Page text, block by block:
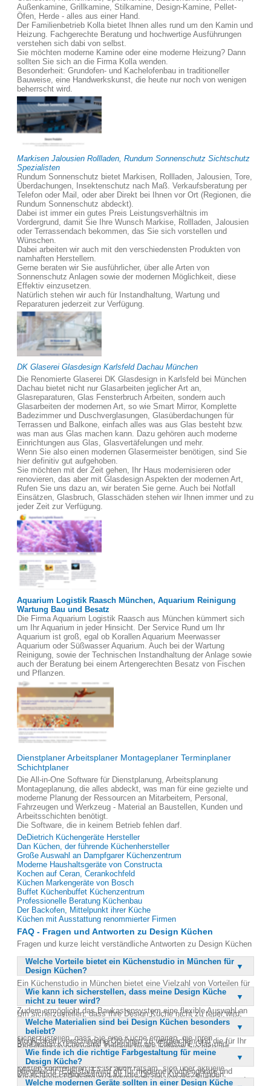
Außenkamine, Grillkamine, Stilkamine, Design-Kamine, Pellet-
Öfen, Herde - alles aus einer Hand.
Der Familienbetrieb Kolla bietet Ihnen alles rund um den Kamin und
Heizung. Fachgerechte Beratung und hochwertige Ausführungen
verstehen sich dabi von selbst.
Sie möchten moderne Kamine oder eine moderne Heizung? Dann
sollten Sie sich an die Firma Kolla wenden.
Besonderheit: Grundofen- und Kachelofenbau in traditioneller
Bauweise, eine Handwerkskunst, die heute nur noch von wenigen
beherrscht wird.
Markisen Jalousien Rollladen, Rundum Sonnenschutz Sichtschutz
Spezialisten
Rundum Sonnenschutz bietet Markisen, Rollladen, Jalousien, Tore,
Überdachungen, Insektenschutz nach Maß. Verkaufsberatung per
Telefon oder Mail, oder aber Direkt bei Ihnen vor Ort (Regionen, die
Rundum Sonnenschutz abdeckt).
Dabei ist immer ein gutes Preis Leistungsverhältnis im
Vordergrund, damit Sie Ihre Wunsch Markise, Rollladen, Jalousien
oder Terrassendach bekommen, das Sie sich vorstellen und
Wünschen.
Dabei arbeiten wir auch mit den verschiedensten Produkten von
namhaften Herstellern.
Gerne beraten wir Sie ausführlicher, über alle Arten von
Sonnenschutz Anlagen sowie der modernen Möglichkeit, diese
Effektiv einzusetzen.
Natürlich stehen wir auch für Instandhaltung, Wartung und
Reparaturen jederzeit zur Verfügung.
DK Glaserei Glasdesign Karlsfeld Dachau München
Die Renomierte Glaserei DK Glasdesign in Karlsfeld bei München
Dachau bietet nicht nur Glasarbeiten jeglicher Art an,
Glasreparaturen, Glas Fensterbruch Arbeiten, sondern auch
Glasarbeiten der modernen Art, so wie Smart Mirror, Komplette
Badezimmer und Duschverglasungen, Glasüberdachungen für
Terrassen und Balkone, einfach alles was aus Glas besteht bzw.
was man aus Glas machen kann. Dazu gehören auch moderne
Einrichtungen aus Glas, Glasvertäfelungen und mehr.
Wenn Sie also einen modernen Glasermeister benötigen, sind Sie
hier definitiv gut aufgehoben.
Sie möchten mit der Zeit gehen, Ihr Haus modernisieren oder
renovieren, das aber mit Glasdesign Aspekten der modernen Art,
Rufen Sie uns dazu an, wir beraten Sie gerne. Auch bei Notfall
Einsätzen, Glasbruch, Glasschäden stehen wir Ihnen immer und zu
jeder Zeit zur Verfügung.
Aquarium Logistik Raasch München, Aquarium Reinigung
Wartung Bau und Besatz
Die Firma Aquarium Logistik Raasch aus München kümmert sich
um Ihr Aquarium in jeder Hinsicht. Der Service Rund um Ihr
Aquarium ist groß, egal ob Korallen Aquarium Meerwasser
Aquarium oder Süßwasser Aquarium. Auch bei der Wartung
Reinigung, sowie der Technischen Instandhaltung der Anlage sowie
auch der Beratung bei einem Artengerechten Besatz von Fischen
und Pflanzen.
Dienstplaner Arbeitsplaner Montageplaner Terminplaner
Schichtplaner
Die All-in-One Software für Dienstplanung, Arbeitsplanung
Montageplanung, die alles abdeckt, was man für eine gezielte und
moderne Planung der Ressourcen an Mitarbeitern, Personal,
Fahrzeugen und Werkzeug - Material an Baustellen, Kunden und
Arbeitsschichten benötigt.
Die Software, die in keinem Betrieb fehlen darf.
DeDietrich Küchengeräte Hersteller
Dan Küchen, der führende Küchenhersteller
Große Auswahl an Dampfgarer Küchenzentrum
Moderne Haushaltsgeräte von Constructa
Kochen auf Ceran, Cerankochfeld
Küchen Markengeräte von Bosch
Buffet Küchenbuffet Küchenzentrum
Professionelle Beratung Küchenbau
Der Backofen, Mittelpunkt ihrer Küche
Küchen mit Ausstattung renommierter Firmen
FAQ - Fragen und Antworten zu Design Küchen
Fragen und kurze leicht verständliche Antworten zu Design Küchen
Welche Vorteile bietet ein Küchenstudio in München für
Design Küchen?
Ein Küchenstudio in München bietet eine Vielzahl von Vorteilen für
Design Küchen. Sie können aus einer breiten Palette an Herstellern
und Materialien wählen, um die Küche Ihrer Träume zu gestalten.
Zudem ermöglicht das Baukastensystem eine flexible Auswahl an
Küchenmöbeln und -geräten, sodass Sie Ihre Küche individuell
anpassen können. Die Studios bieten umfassende Beratung, um
sicherzustellen, dass Sie eine Küche erhalten, die Ihren
Bedürfnissen entspricht. Darüber hinaus können Sie sich auf
hochwertige Materialien und moderne Geräte verlassen, die in den
Küchenstudios angeboten werden.
Wie kann ich sicherstellen, dass meine Design Küche
nicht zu teuer wird?
Um sicherzustellen, dass Ihre Design Küche nicht zu teuer wird,
sollten Sie sich eingehend beraten lassen, bevor Sie eine
Entscheidung treffen. Ein Küchenstudio bietet Ihnen die
Möglichkeit, verschiedene Optionen zu vergleichen und die für Ihr
Budget passende Lösung zu finden. Durch die Auswahl von
Materialien und Geräten im Baukastensystem können Sie die
Kosten kontrollieren. Es ist auch ratsam, sich über aktuelle
Angebote und Rabatte zu informieren, die von den Studios
Welche Materialien sind bei Design Küchen besonders
beliebt?
Bei Design Küchen sind Materialien wie Edelstahl, Glas und
hochwertige Hölzer besonders beliebt. Diese Materialien bieten
nicht nur eine ansprechende Optik, sondern sind auch langlebig und
pflegeleicht. Edelstahl wird oft für moderne Küchengeräte und
Arbeitsflächen verwendet, während Glas für elegante Fronten und
Wie finde ich die richtige Farbgestaltung für meine
Design Küche?
Die richtige Farbgestaltung für Ihre Design Küche zu finden,
erfordert eine sorgfältige Überlegung der vorhandenen
Welche modernen Geräte sollten in einer Design Küche